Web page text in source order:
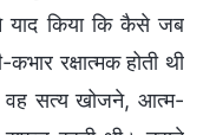
किया कि कैसे जब
रक्षात्मक होती थी
वह सत्य खोजने, आत्म-